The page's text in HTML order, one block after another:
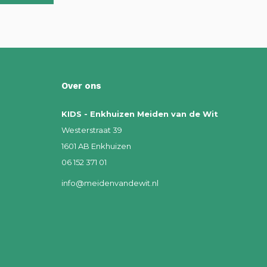
Over ons
KIDS - Enkhuizen Meiden van de Wit
Westerstraat 39
1601 AB Enkhuizen
06 152 371 01
info@meidenvandewit.nl